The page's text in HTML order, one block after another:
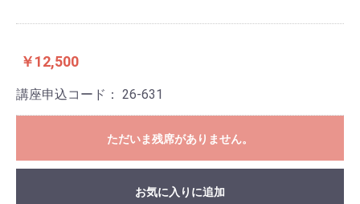
￥12,500
講座申込コード： 26-631
ただいま残席がありません。
お気に入りに追加